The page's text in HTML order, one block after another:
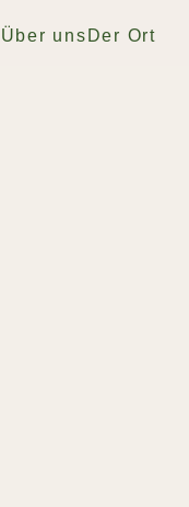
Über uns Der Ort